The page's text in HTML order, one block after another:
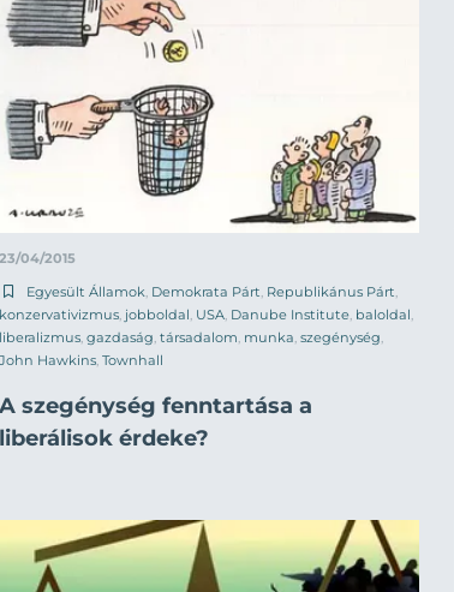
23/04/2015
Egyesült Államok, Demokrata Párt, Republikánus Párt,
konzervativizmus, jobboldal, USA, Danube Institute, baloldal,
liberalizmus, gazdaság, társadalom, munka, szegénység,
John Hawkins, Townhall
A szegénység fenntartása a
liberálisok érdeke?